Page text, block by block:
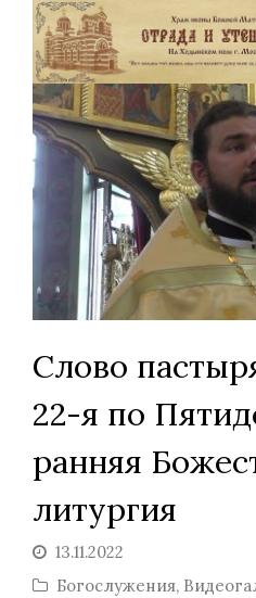
Слово
22-я по
ранняя
литургия
13.11.2022
Богослужения,